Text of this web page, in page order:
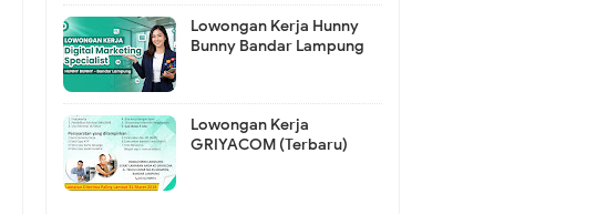
Lowongan Kerja Hunny
Bunny Bandar Lampung
Lowongan Kerja
GRIYACOM (Terbaru)